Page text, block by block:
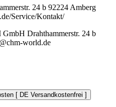
24 b 92224 Amberg
Service/Kontakt/
Drahthammerstr. 24 b
world.de
[ DE Versandkostenfrei ]